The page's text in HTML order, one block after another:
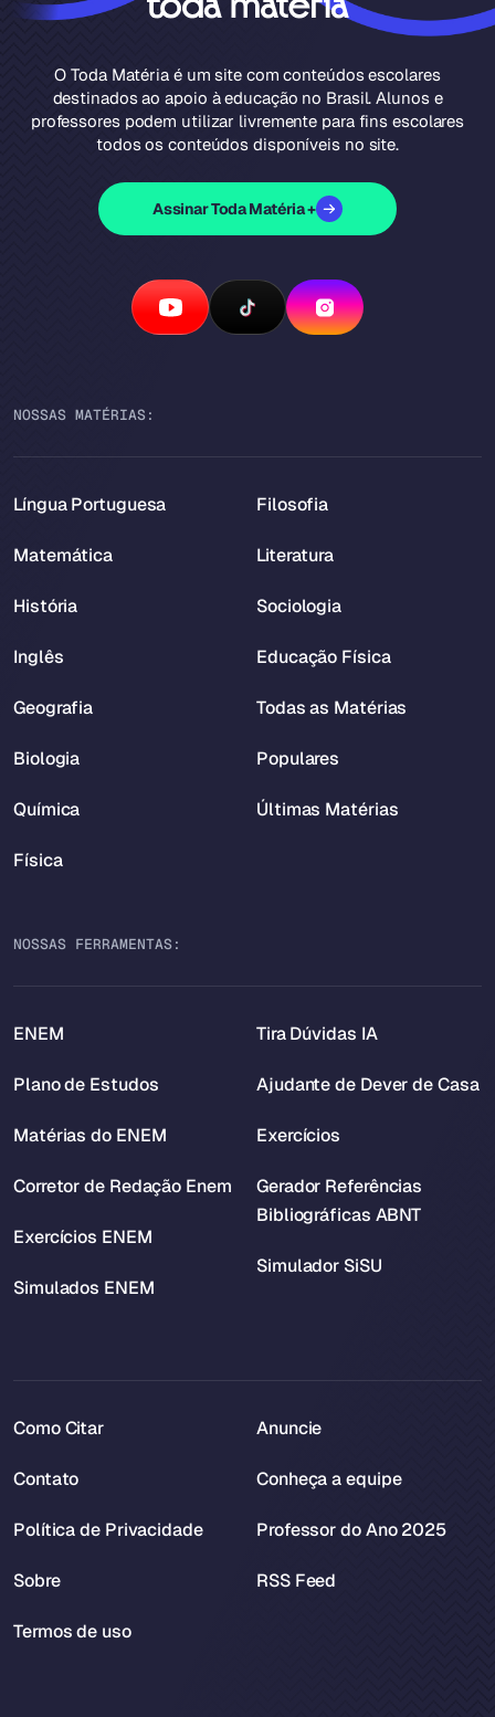
O Toda Matéria é um site com conteúdos escolares
destinados ao apoio à educação no Brasil. Alunos e
professores podem utilizar livremente para fins escolares
todos os conteúdos disponíveis no site.
Assinar Toda Matéria +
NOSSAS MATÉRIAS:
Língua Portuguesa
Matemática
História
Inglês
Geografia
Biologia
Química
Física
Filosofia
Literatura
Sociologia
Educação Física
Todas as Matérias
Populares
Últimas Matérias
NOSSAS FERRAMENTAS:
ENEM
Plano de Estudos
Matérias do ENEM
Corretor de Redação Enem
Exercícios ENEM
Simulados ENEM
Tira Dúvidas IA
Ajudante de Dever de Casa
Exercícios
Gerador Referências
Bibliográficas ABNT
Simulador SiSU
Como Citar
Contato
Política de Privacidade
Sobre
Termos de uso
Anuncie
Conheça a equipe
Professor do Ano 2025
RSS Feed